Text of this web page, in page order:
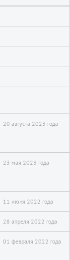
20 августа 2023 года
23 мая 2023 года
11 июня 2022 года
28 апреля 2022 года
01 февраля 2022 года